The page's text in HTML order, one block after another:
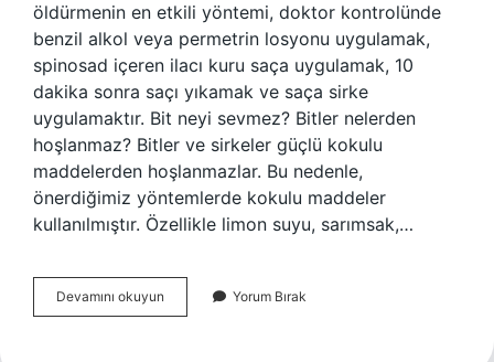
öldürmenin en etkili yöntemi, doktor kontrolünde
benzil alkol veya permetrin losyonu uygulamak,
spinosad içeren ilacı kuru saça uygulamak, 10
dakika sonra saçı yıkamak ve saça sirke
uygulamaktır. Bit neyi sevmez? Bitler nelerden
hoşlanmaz? Bitler ve sirkeler güçlü kokulu
maddelerden hoşlanmazlar. Bu nedenle,
önerdiğimiz yöntemlerde kokulu maddeler
kullanılmıştır. Özellikle limon suyu, sarımsak,…
Devamını okuyun
Yok
Yorum Bırak